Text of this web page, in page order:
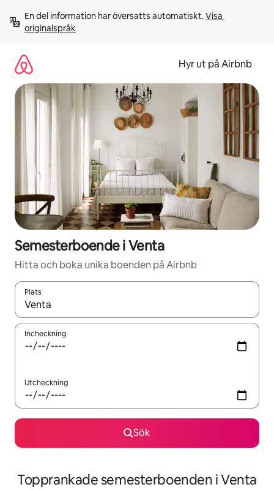
innehåll
En del information har översatts automatiskt. Visa
originalspråk
Hyr ut på Airbnb
Semesterboende i Venta
Hitta och boka unika boenden på Airbnb
Plats
När resultaten är tillgängliga kan du navigera med upp- och
Incheckning
Utcheckning
Sök
Topprankade semesterboenden i Venta